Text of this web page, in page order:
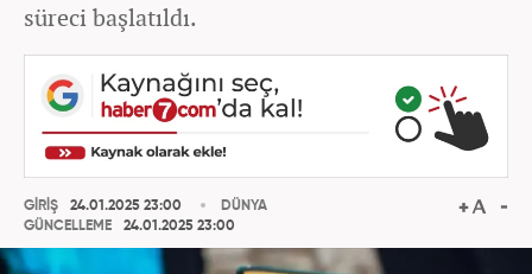
süreci başlatıldı.
GİRİŞ
24.01.2025 23:00
GÜNCELLEME
24.01.2025 23:00
DÜNYA